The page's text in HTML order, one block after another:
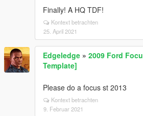
Finally! A HQ TDF!
Kontext betrachten
25. April 2021
Edgeledge » 2009 Ford
Template]
Please do a focus st 2013
Kontext betrachten
9. Februar 2021